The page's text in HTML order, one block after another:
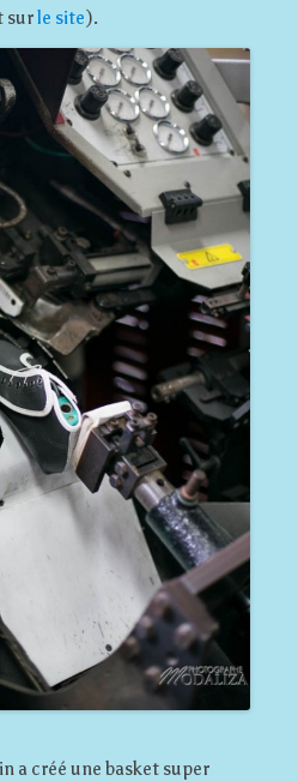
surle site).
a créé une basket super